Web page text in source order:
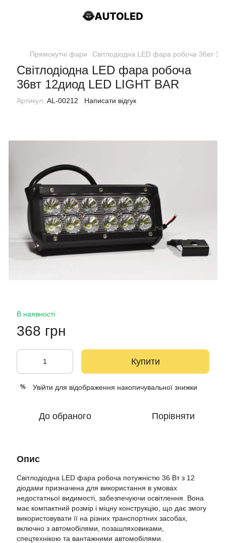
Прямокутні фари Світлодіодна LED фара робоча 36вт
Світлодіодна LED фара робоча
36вт 12диод LED LIGHT BAR
Артикул: AL-00212 Написати відгук
В наявності
368 грн
Купити
% Увійти для відображення накопичувальної знижки
До обраного Порівняти
Опис
Світлодіодна LED фара робоча потужністю 36 Вт з 12
діодами призначена для використання в умовах
недостатньої видимості, забезпечуючи освітлення. Вона
має компактний розмір і міцну конструкцію, що дає змогу
використовувати її на різних транспортних засобах,
включно з автомобілями, позашляховиками,
спецтехнікою та вантажними автомобілями.